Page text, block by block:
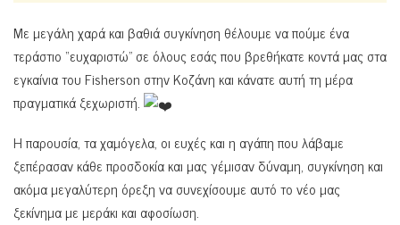
Με μεγάλη χαρά και βαθιά συγκίνηση θέλουμε να πούμε ένα
τεράστιο “ευχαριστώ” σε όλους εσάς που βρεθήκατε κοντά μας στα
εγκαίνια του Fisherson στην Κοζάνη και κάνατε αυτή τη μέρα
πραγματικά ξεχωριστή.
Η παρουσία, τα χαμόγελα, οι ευχές και η αγάπη που λάβαμε
ξεπέρασαν κάθε προσδοκία και μας γέμισαν δύναμη, συγκίνηση και
ακόμα μεγαλύτερη όρεξη να συνεχίσουμε αυτό το νέο μας
ξεκίνημα με μεράκι και αφοσίωση.